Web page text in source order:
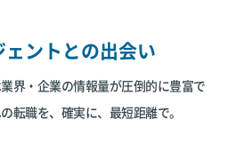
ントとの出会い
界・企業の情報量が圧倒的に豊富で
転職を、確実に、最短距離で。